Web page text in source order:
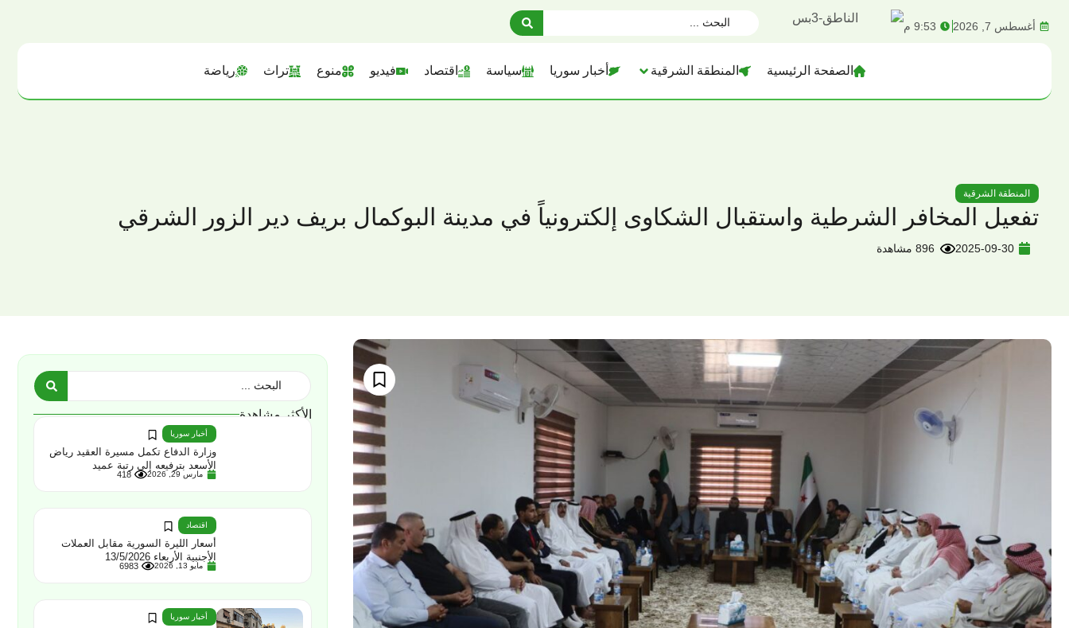
أغسطس 7, 2026 9:53 م
الصفحة الرئيسية المنطقة الشرقية أخبار سوريا سياسة اقتصاد فيديو منوع تراث رياضة
المنطقة الشرقية
تفعيل المخافر الشرطية واستقبال الشكاوى إلكترونياً في مدينة البوكمال بريف دير الزور الشرقي
2025-09-30 896 مشاهدة
الأكثر مشاهدة
أخبار سوريا
وزارة الدفاع تكمل مسيرة العقيد رياض
الأسعد بترفيعه إلى رتبة عميد
مارس 29, 2026 418
اقتصاد
أسعار الليرة السورية مقابل العملات
الأجنبية الأربعاء 13/5/2026
مايو 13, 2026 6983
أخبار سوريا